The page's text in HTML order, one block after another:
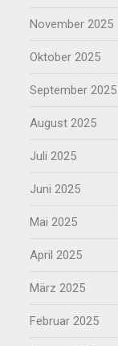
November 2025
Oktober 2025
September 2025
August 2025
Juli 2025
Juni 2025
Mai 2025
April 2025
März 2025
Februar 2025